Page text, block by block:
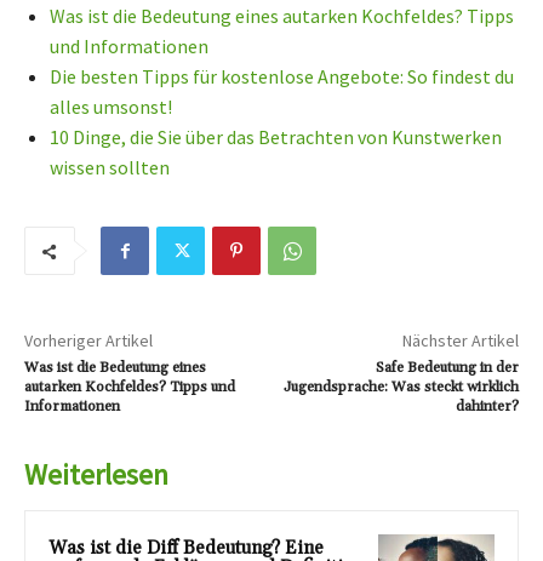
Was ist die Bedeutung eines autarken Kochfeldes? Tipps
und Informationen
Die besten Tipps für kostenlose Angebote: So findest du
alles umsonst!
10 Dinge, die Sie über das Betrachten von Kunstwerken
wissen sollten
Vorheriger Artikel
Was ist die Bedeutung eines
autarken Kochfeldes? Tipps und
Informationen
Nächster Artikel
Safe Bedeutung in der
Jugendsprache: Was steckt wirklich
dahinter?
Weiterlesen
Was ist die Diff Bedeutung? Eine